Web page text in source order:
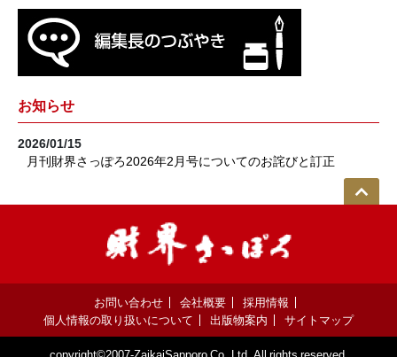
お知らせ
2026/01/15
月刊財界さっぽろ2026年2月号についてのお詫びと訂正
お問い合わせ 会社概要
採用情報
個人情報の取り扱いについて
出版物案内 サイトマップ